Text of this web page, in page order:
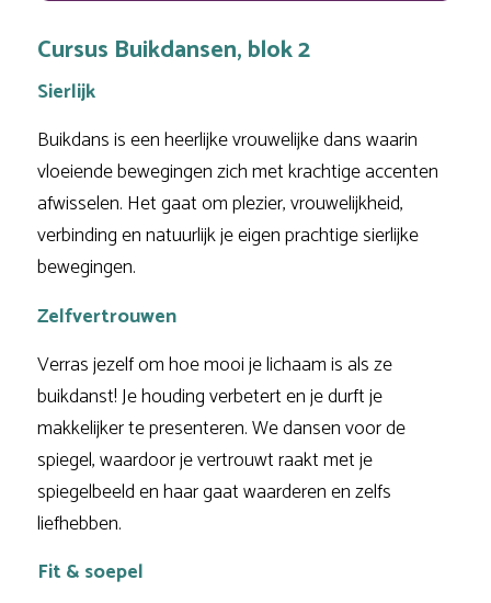
Cursus Buikdansen, blok 2
Sierlijk
Buikdans is een heerlijke vrouwelijke dans waarin
vloeiende bewegingen zich met krachtige accenten
afwisselen. Het gaat om plezier, vrouwelijkheid,
verbinding en natuurlijk je eigen prachtige sierlijke
bewegingen.
Zelfvertrouwen
Verras jezelf om hoe mooi je lichaam is als ze
buikdanst! Je houding verbetert en je durft je
makkelijker te presenteren. We dansen voor de
spiegel, waardoor je vertrouwt raakt met je
spiegelbeeld en haar gaat waarderen en zelfs
liefhebben.
Fit & soepel